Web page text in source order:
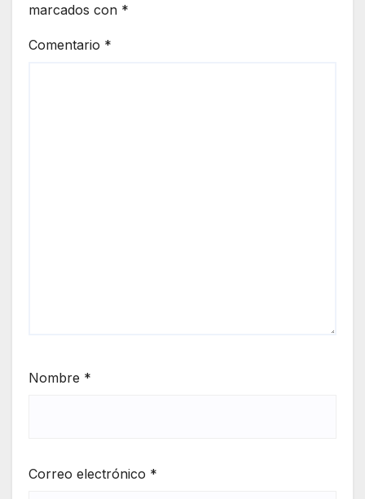
marcados con *
Comentario *
Nombre *
Correo electrónico *